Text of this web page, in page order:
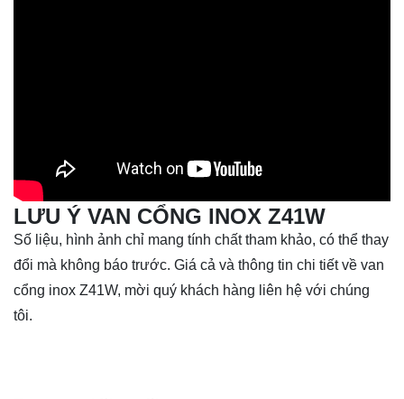
LƯU Ý VAN CỔNG INOX Z41W
Số liệu, hình ảnh chỉ mang tính chất tham khảo, có thể thay
đổi mà không báo trước. Giá cả và thông tin chi tiết về van
cổng inox Z41W, mời quý khách hàng liên hệ với chúng
tôi.